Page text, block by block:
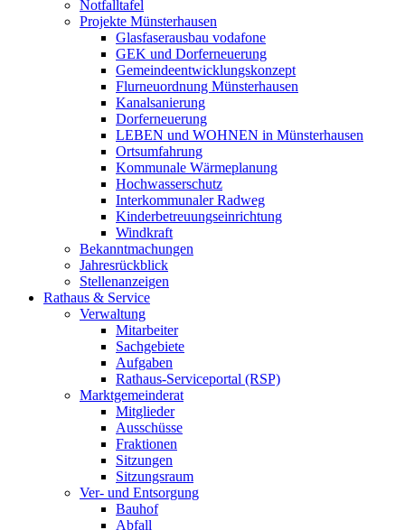
Notfalltafel
Projekte Münsterhausen
Glasfaserausbau vodafone
GEK und Dorferneuerung
Gemeindeentwicklungskonzept
Flurneuordnung Münsterhausen
Kanalsanierung
Dorferneuerung
LEBEN und WOHNEN in Münsterhausen
Ortsumfahrung
Kommunale Wärmeplanung
Hochwasserschutz
Interkommunaler Radweg
Kinderbetreuungseinrichtung
Windkraft
Bekanntmachungen
Jahresrückblick
Stellenanzeigen
Rathaus & Service
Verwaltung
Mitarbeiter
Sachgebiete
Aufgaben
Rathaus-Serviceportal (RSP)
Marktgemeinderat
Mitglieder
Ausschüsse
Fraktionen
Sitzungen
Sitzungsraum
Ver- und Entsorgung
Bauhof
Abfall